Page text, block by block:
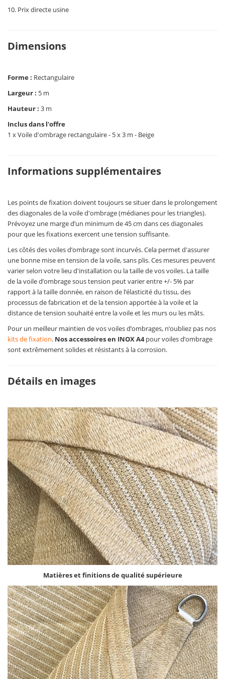
10. Prix directe usine
Dimensions
Forme : Rectangulaire
Largeur : 5 m
Hauteur : 3 m
Inclus dans l'offre
1 x Voile d'ombrage rectangulaire - 5 x 3 m - Beige
Informations supplémentaires
Les points de fixation doivent toujours se situer dans le prolongement
des diagonales de la voile d'ombrage (médianes pour les triangles).
Prévoyez une marge d’un minimum de 45 cm dans ces diagonales
pour que les fixations exercent une tension suffisante.
Les côtés des voiles d’ombrage sont incurvés. Cela permet d'assurer
une bonne mise en tension de la voile, sans plis. Ces mesures peuvent
varier selon votre lieu d'installation ou la taille de vos voiles. La taille
de la voile d’ombrage sous tension peut varier entre +/- 5% par
rapport à la taille donnée, en raison de l’élasticité du tissu, des
processus de fabrication et de la tension apportée à la voile et la
distance de tension souhaité entre la voile et les murs ou les mâts.
Pour un meilleur maintien de vos voiles d’ombrages, n’oubliez pas nos
kits de fixation. Nos accessoires en INOX A4pour voiles d’ombrage
sont extrêmement solides et résistants à la corrosion.
Détails en images
Matières et finitions de qualité supérieure